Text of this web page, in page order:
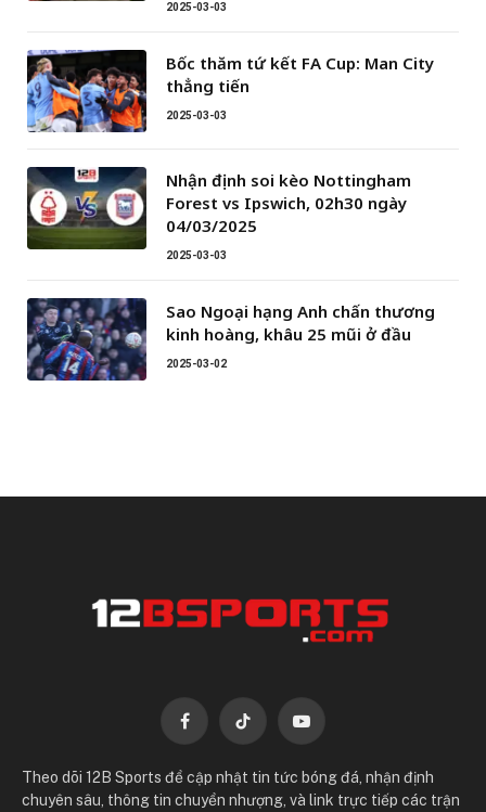
2025-03-03
Bốc thăm tứ kết FA Cup: Man City
thẳng tiến
2025-03-03
Nhận định soi kèo Nottingham
Forest vs Ipswich, 02h30 ngày
04/03/2025
2025-03-03
Sao Ngoại hạng Anh chấn thương
kinh hoàng, khâu 25 mũi ở đầu
2025-03-02
FacebookTikTok YouTube
Theo dõi 12B Sports để cập nhật tin tức bóng đá, nhận định
chuyên sâu, thông tin chuyển nhượng, và link trực tiếp các trận